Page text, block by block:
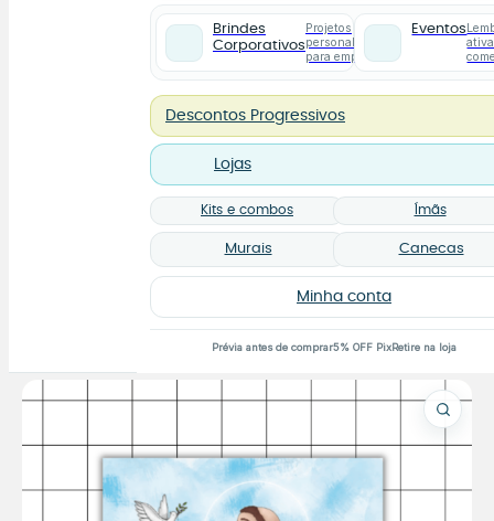
Brindes
Corporativos
Projetos
personalizados
para empresas
Eventos
Descontos Progressivos
Lojas
Kits e combos Ímãs
Murais Canecas
Minha conta
Prévia antes de comprar5% OFF PixRetire na loja